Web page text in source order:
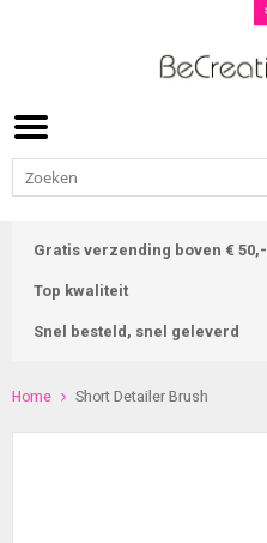
Gratis verzending boven € 50,-
Top kwaliteit
Snel besteld, snel geleverd
Home Short Detailer Brush